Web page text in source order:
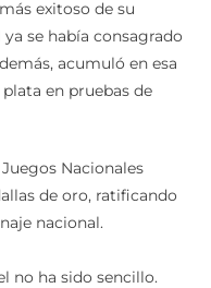
exitoso de su
se había consagrado
acumuló en esa
en pruebas de
Nacionales
de oro, ratificando
nacional.
no ha sido sencillo.